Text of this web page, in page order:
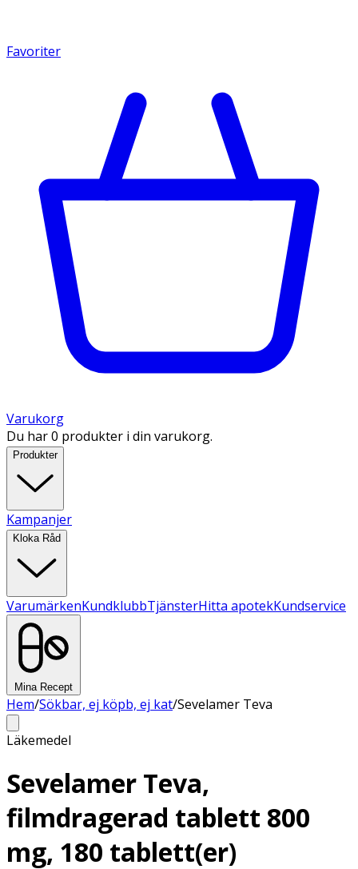
Favoriter
Varukorg
Du har 0 produkter i din varukorg.
Produkter
Kampanjer
Kloka Råd
VarumärkenKundklubbTjänsterHitta apotekKundservice
Mina Recept
Hem/Sökbar, ej köpb, ej kat/Sevelamer Teva
Läkemedel
Sevelamer Teva,
filmdragerad tablett 800
mg, 180 tablett(er)